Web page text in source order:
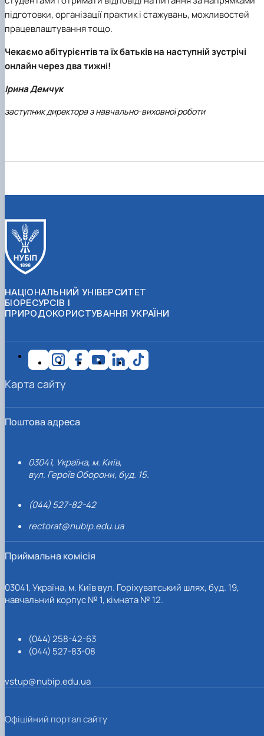
підготовки, організації практик і стажувань, можливостей
працевлаштування тощо.
Чекаємо абітурієнтів та їх батьків на наступній зустрічі
онлайн через два тижні!
Ірина Демчук
заступник директора з навчально-виховної роботи
НАЦІОНАЛЬНИЙ УНІВЕРСИТЕТ
БІОРЕСУРСІВ І
ПРИРОДОКОРИСТУВАННЯ УКРАЇНИ
Поштова адреса
03041, Україна, м. Київ,
вул. Героїв Оборони, буд. 15.
(044) 527-82-42
rectorat@nubip.edu.ua
Приймальна комісія
03041, Україна, м. Київ вул. Горіхуватський шлях, буд. 19,
навчальний корпус № 1, кімната № 12.
(044) 258-42-63
(044) 527-83-08
vstup@nubip.edu.ua
Карта сайту
Офіційний портал сайту